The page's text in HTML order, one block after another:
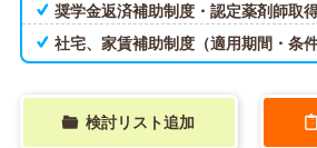
奨学金返済補助制度・認定薬剤師取
社宅、家賃補助制度（適用期間・条件
検討リスト追加